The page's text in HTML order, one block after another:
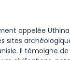
appelée
sites
Il témoigne